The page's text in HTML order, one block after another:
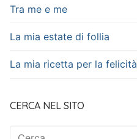
Tra me e me
La mia estate di follia
La mia ricetta per la felicità
CERCA NEL SITO
Cerca: